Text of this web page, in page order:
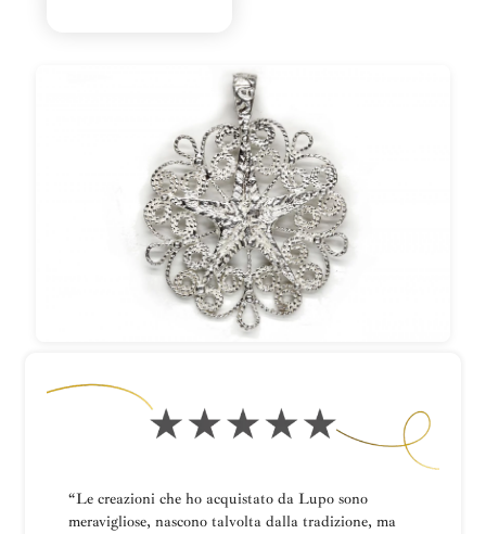
“Le creazioni che ho acquistato da Lupo sono
meravigliose, nascono talvolta dalla tradizione, ma